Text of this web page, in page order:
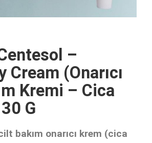
–
Cream (Onarıcı
Kremi – Cica
G
bakım onarıcı krem ​​(cica